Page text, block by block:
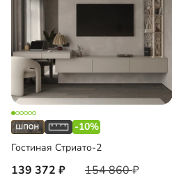
-10%
Гостиная Стриато-2
139 372 154 860